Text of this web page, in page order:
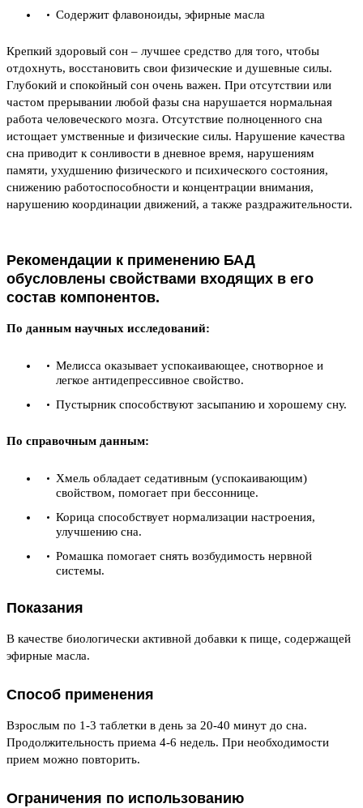
Содержит флавоноиды, эфирные масла
Крепкий здоровый сон – лучшее средство для того, чтобы
отдохнуть, восстановить свои физические и душевные силы.
Глубокий и спокойный сон очень важен. При отсутствии или
частом прерывании любой фазы сна нарушается нормальная
работа человеческого мозга. Отсутствие полноценного сна
истощает умственные и физические силы. Нарушение качества
сна приводит к сонливости в дневное время, нарушениям
памяти, ухудшению физического и психического состояния,
снижению работоспособности и концентрации внимания,
нарушению координации движений, а также раздражительности.
Рекомендации к применению БАД
обусловлены свойствами входящих в его
состав компонентов.
По данным научных исследований:
Мелисса оказывает успокаивающее, снотворное и
легкое антидепрессивное свойство.
Пустырник способствуют засыпанию и хорошему сну.
По справочным данным:
Хмель обладает седативным (успокаивающим)
свойством, помогает при бессоннице.
Корица способствует нормализации настроения,
улучшению сна.
Ромашка помогает снять возбудимость нервной
системы.
Показания
В качестве биологически активной добавки к пище, содержащей
эфирные масла.
Способ применения
Взрослым по 1-3 таблетки в день за 20-40 минут до сна.
Продолжительность приема 4-6 недель. При необходимости
прием можно повторить.
Ограничения по использованию